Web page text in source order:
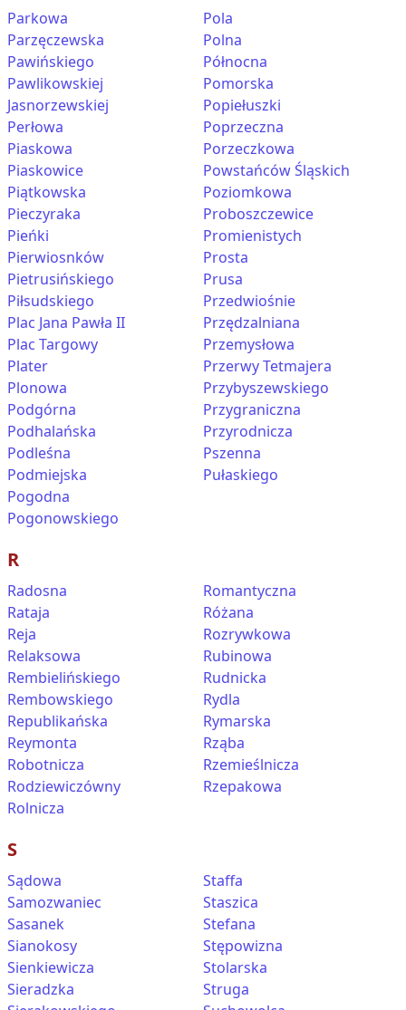
Parkowa
Parzęczewska
Pawińskiego
Pawlikowskiej
Jasnorzewskiej
Perłowa
Piaskowa
Piaskowice
Piątkowska
Pieczyraka
Pieńki
Pierwiosnków
Pietrusińskiego
Piłsudskiego
Plac Jana Pawła II
Plac Targowy
Plater
Plonowa
Podgórna
Podhalańska
Podleśna
Podmiejska
Pogodna
Pogonowskiego
Pola
Polna
Północna
Pomorska
Popiełuszki
Poprzeczna
Porzeczkowa
Powstańców Śląskich
Poziomkowa
Proboszczewice
Promienistych
Prosta
Prusa
Przedwiośnie
Przędzalniana
Przemysłowa
Przerwy Tetmajera
Przybyszewskiego
Przygraniczna
Przyrodnicza
Pszenna
Pułaskiego
R
Radosna
Rataja
Reja
Relaksowa
Rembielińskiego
Rembowskiego
Republikańska
Reymonta
Robotnicza
Rodziewiczówny
Rolnicza
Romantyczna
Różana
Rozrywkowa
Rubinowa
Rudnicka
Rydla
Rymarska
Rząba
Rzemieślnicza
Rzepakowa
S
Sądowa
Samozwaniec
Sasanek
Sianokosy
Sienkiewicza
Sieradzka
Staffa
Staszica
Stefana
Stępowizna
Stolarska
Struga